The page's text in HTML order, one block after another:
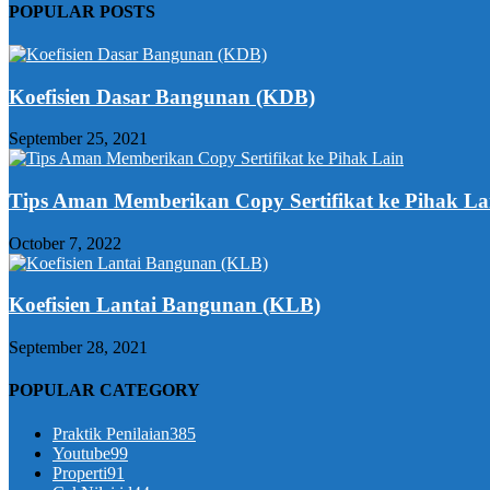
POPULAR POSTS
Koefisien Dasar Bangunan (KDB)
September 25, 2021
Tips Aman Memberikan Copy Sertifikat ke Pihak
October 7, 2022
Koefisien Lantai Bangunan (KLB)
September 28, 2021
POPULAR CATEGORY
Praktik Penilaian385
Youtube99
Properti91